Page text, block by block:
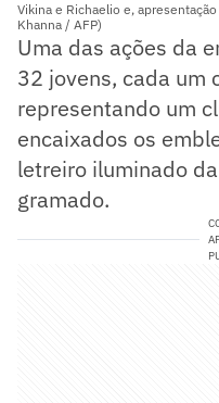
Vikina e Richaelio e,
Khanna / AFP)
Uma das ações da
32 jovens, cada um
representando um
encaixados os
letreiro iluminado
gramado.